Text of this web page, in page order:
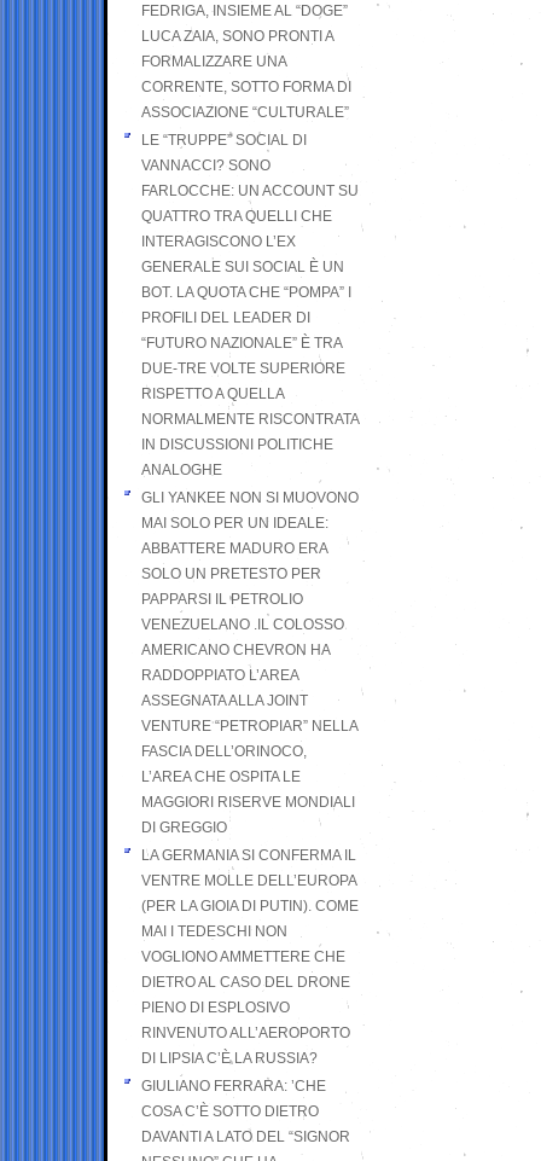
FEDRIGA, INSIEME AL “DOGE”
LUCA ZAIA, SONO PRONTI A
FORMALIZZARE UNA
CORRENTE, SOTTO FORMA DI
ASSOCIAZIONE “CULTURALE”
LE “TRUPPE” SOCIAL DI
VANNACCI? SONO
FARLOCCHE: UN ACCOUNT SU
QUATTRO TRA QUELLI CHE
INTERAGISCONO L’EX
GENERALE SUI SOCIAL È UN
BOT. LA QUOTA CHE “POMPA” I
PROFILI DEL LEADER DI
“FUTURO NAZIONALE” È TRA
DUE-TRE VOLTE SUPERIORE
RISPETTO A QUELLA
NORMALMENTE RISCONTRATA
IN DISCUSSIONI POLITICHE
ANALOGHE
GLI YANKEE NON SI MUOVONO
MAI SOLO PER UN IDEALE:
ABBATTERE MADURO ERA
SOLO UN PRETESTO PER
PAPPARSI IL PETROLIO
VENEZUELANO .IL COLOSSO
AMERICANO CHEVRON HA
RADDOPPIATO L’AREA
ASSEGNATA ALLA JOINT
VENTURE “PETROPIAR” NELLA
FASCIA DELL’ORINOCO,
L’AREA CHE OSPITA LE
MAGGIORI RISERVE MONDIALI
DI GREGGIO
LA GERMANIA SI CONFERMA IL
VENTRE MOLLE DELL’EUROPA
(PER LA GIOIA DI PUTIN). COME
MAI I TEDESCHI NON
VOGLIONO AMMETTERE CHE
DIETRO AL CASO DEL DRONE
PIENO DI ESPLOSIVO
RINVENUTO ALL’AEROPORTO
DI LIPSIA C’È LA RUSSIA?
GIULIANO FERRARA: ’CHE
COSA C’È SOTTO DIETRO
DAVANTI A LATO DEL “SIGNOR